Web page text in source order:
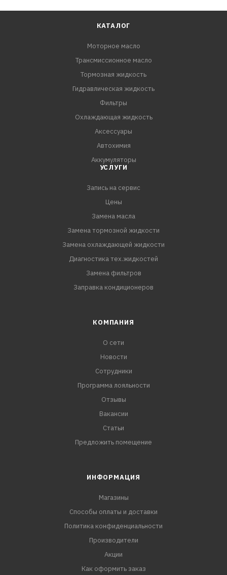
КАТАЛОГ
Моторное масло
Трансмиссионное масло
Тормозная жидкость
Гидравлическая жидкость
Фильтры
Охлаждающая жидкость
Аксессуары
Автохимия
Аккумуляторы
УСЛУГИ
Запись на сервис
Цены
Замена масла
Замена тормозной жидкости
Замена охлаждающей жидкости
Диагностика тех.жидкостей
Замена фильтров
Заправка кондиционеров
КОМПАНИЯ
О сети
Новости
Сотрудники
Программа лояльности
Отзывы
Вакансии
Статьи
Предложить помещение
ИНФОРМАЦИЯ
Магазины
Способы оплаты и доставки
Политика конфиденциальности
Производители
Акции
Как оформить заказ